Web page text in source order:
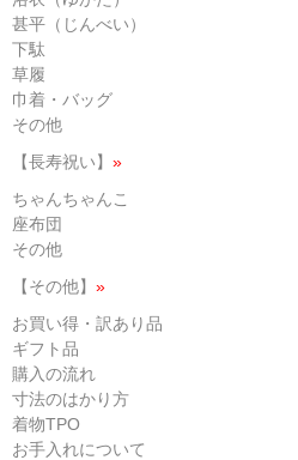
甚平（じんべい）
下駄
草履
巾着・バッグ
その他
【長寿祝い】 »
ちゃんちゃんこ
座布団
その他
【その他】 »
お買い得・訳あり品
ギフト品
購入の流れ
寸法のはかり方
着物TPO
お手入れについて